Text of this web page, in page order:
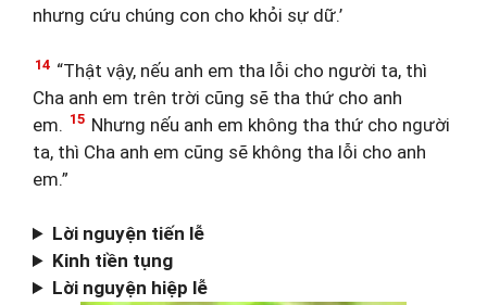
nhưng cứu chúng con cho khỏi sự dữ.’
14 “Thật vậy, nếu anh em tha lỗi cho người ta, thì
Cha anh em trên trời cũng sẽ tha thứ cho anh
em. 15 Nhưng nếu anh em không tha thứ cho người
ta, thì Cha anh em cũng sẽ không tha lỗi cho anh
em.”
Lời nguyện tiến lễ
Kinh tiền tụng
Lời nguyện hiệp lễ